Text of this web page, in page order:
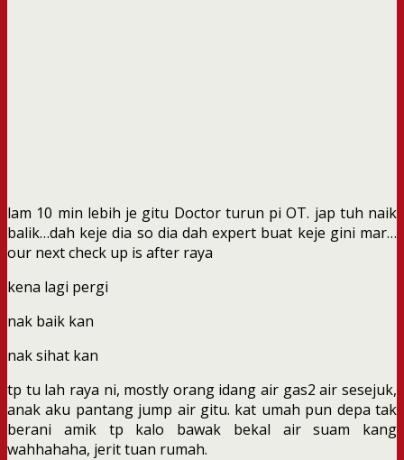
lam 10 min lebih je gitu Doctor turun pi OT. jap tuh naik
balik…dah keje dia so dia dah expert buat keje gini mar…
our next check up is after raya
kena lagi pergi
nak baik kan
nak sihat kan
tp tu lah raya ni, mostly orang idang air gas2 air sesejuk,
anak aku pantang jump air gitu. kat umah pun depa tak
berani amik tp kalo bawak bekal air suam kang
wahhahaha, jerit tuan rumah.